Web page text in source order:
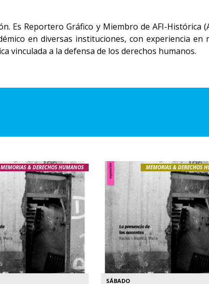
Es Reportero Gráfico y Miembro de AFI-
en diversas instituciones, con experiencia
vinculada a la defensa de los derechos humanos.
MEMORIAS & DERECHOS HUMANOS MEMORIAS & DERECHOS
SÁBADO